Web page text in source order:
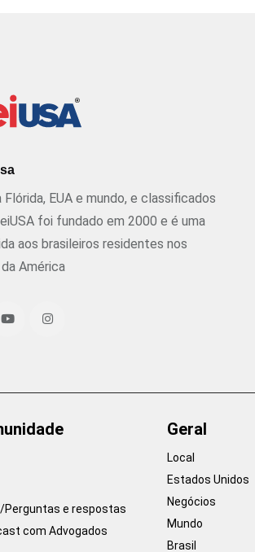
EUA e mundo, e classificados
foi fundado em 2000 e é uma
aos brasileiros residentes nos
América
Perguntas e respostas
com Advogados
Geral
Local
Estados Unidos
Negócios
Mundo
Brasil